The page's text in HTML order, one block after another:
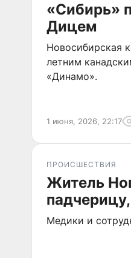
«Сибирь»
Дицем
Новосибирская
летним
«Динамо».
1 июня, 2026, 22:17
ПРОИСШЕСТВИЯ
Житель
Медики и